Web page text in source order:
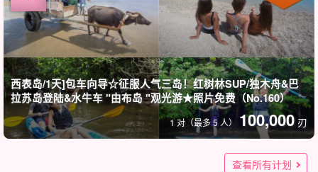
西表岛/1天]包车向导☆征服人气三岛！红树林SUP/独木舟&巴
拉苏岛登陆&水牛车 "由布岛 "观光游★照片免费（No.160）
1 对（最多 5 人） 100,000 刃
西表岛 / 1 天] 导游包车 ☆享受未开发的土地和绝佳的景色！瀑
布SUP/独木舟&奇迹岛 "巴拉苏岛 "浮潜之旅 ★免费拍照
查看所有计划